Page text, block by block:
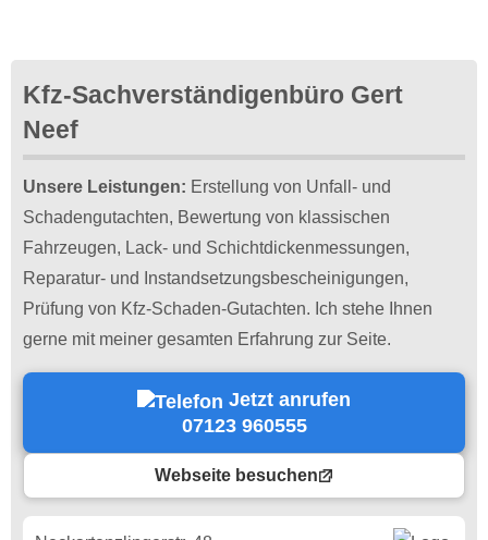
Kfz-Sachverständigenbüro Gert
Neef
Unsere Leistungen: Erstellung von Unfall- und
Schadengutachten, Bewertung von klassischen
Fahrzeugen, Lack- und Schichtdickenmessungen,
Reparatur- und Instandsetzungsbescheinigungen,
Prüfung von Kfz-Schaden-Gutachten. Ich stehe Ihnen
gerne mit meiner gesamten Erfahrung zur Seite.
Jetzt anrufen
07123 960555
Webseite besuchen